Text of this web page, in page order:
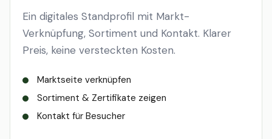
Ein digitales Standprofil mit Markt-
Verknüpfung, Sortiment und Kontakt. Klarer
Preis, keine versteckten Kosten.
Marktseite verknüpfen
Sortiment & Zertifikate zeigen
Kontakt für Besucher